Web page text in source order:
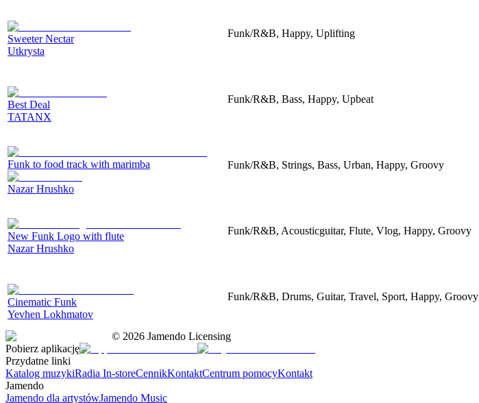
Sweeter Nectar
Utkrysta
Funk/R&B, Happy, Uplifting
Best Deal
TATANX
Funk/R&B, Bass, Happy, Upbeat
Funk to food track with marimba
Nazar Hrushko
Funk/R&B, Strings, Bass, Urban, Happy, Groovy
New Funk Logo with flute
Nazar Hrushko
Funk/R&B, Acousticguitar, Flute, Vlog, Happy, Groovy
Cinematic Funk
Yevhen Lokhmatov
Funk/R&B, Drums, Guitar, Travel, Sport, Happy, Groovy
© 2026 Jamendo Licensing
Pobierz aplikację
Przydatne linki
Katalog muzykiRadia In-storeCennikKontaktCentrum pomocyKontakt
Jamendo
Jamendo dla artystówJamendo Music